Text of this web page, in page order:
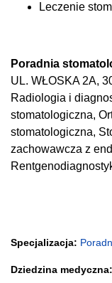
Leczenie
Poradnia
UL. WŁOSKA 2A,
Radiologia i
stomatologiczna,
stomatologiczna,
zachowawcza z
Specjalizacja:
Dziedzina medyczna: